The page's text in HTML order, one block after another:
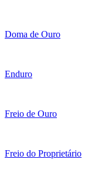
Doma de Ouro
Enduro
Freio de Ouro
Freio do Proprietário